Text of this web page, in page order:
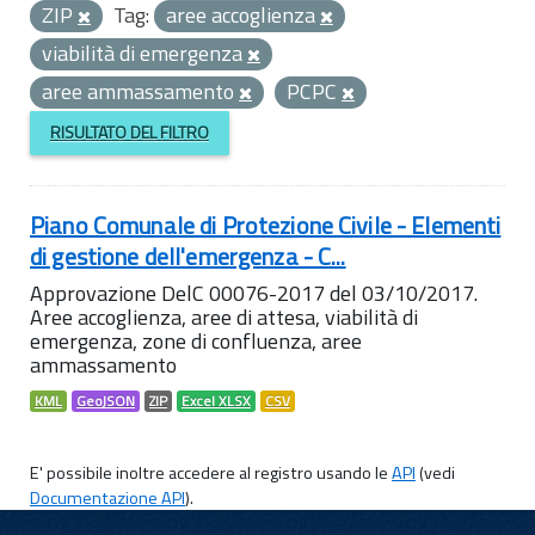
ZIP
Tag: aree accoglienza
viabilità di emergenza
aree ammassamento
PCPC
RISULTATO DEL FILTRO
Piano Comunale di Protezione Civile - Elementi
di gestione dell'emergenza - C...
Approvazione DelC 00076-2017 del 03/10/2017.
Aree accoglienza, aree di attesa, viabilità di
emergenza, zone di confluenza, aree
ammassamento
KML GeoJSON ZIP Excel XLSX CSV
E' possibile inoltre accedere al registro usando leAPI(vedi
Documentazione API).